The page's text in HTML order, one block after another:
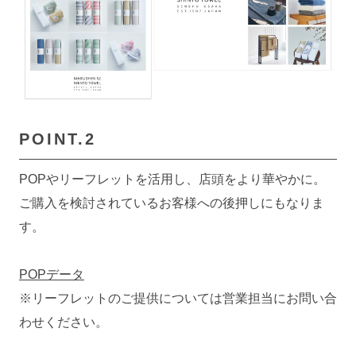
POINT.2
POPやリーフレットを活用し、店頭をより華やかに。
ご購入を検討されているお客様への後押しにもなりま
す。
POPデータ
※リーフレットのご提供については営業担当にお問い合
わせください。